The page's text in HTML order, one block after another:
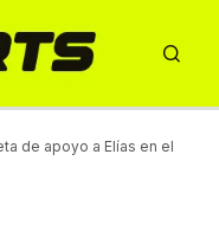
de apoyo a Elías en el